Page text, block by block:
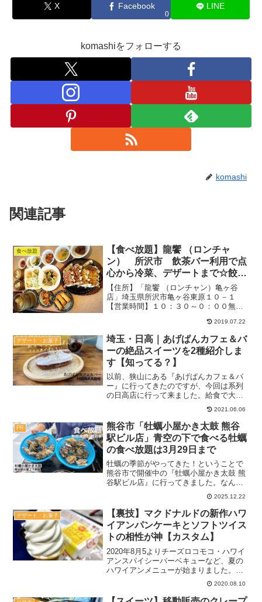
X Facebook
0
LINE
komashiをフォローする
komashi
関連記事
食べ放題
【食べ放題】龍饗 （ロンチャ
ン） 所沢市 飲茶バー利用で点
心から冷菜、デザートまで☆餃子
は焼きたてでおススメ【一品料
理】
【住所】「龍饗 （ロンチャン）亀ヶ谷
店」埼玉県所沢市亀ヶ谷東原１０－１
【営業時間】１０：３０～０：００無休
2019.3月に閉店してしまいました。時間
は悠々１２０分、オーダーバイキングメ
ニューはアツアツ提供...
2019.07.22
デザート・お菓子
埼玉・日高｜あげぱんカフェ＆バ
ーの絶品スイーツを2種紹介しま
す【知ってる？】
以前、狭山にある『あげぱんカフェ＆バ
ー』に行ってきたのですが、今回は系列
の日高店に行って来ました。給食で大人
気メニューだった揚げパンを、さまざま
なスイーツとしていただくことができる
のでぜひ参考にしてください♪記事のメニ
ューや料金は当時の情報...
2021.06.06
PR
熊谷市「牡蠣小屋かき太鼓 熊谷
駅ビル店」青空の下で食べる牡蠣
の食べ放題は3月29日まで
牡蠣の季節がやってきた！ということで
熊谷市で開催中の『牡蠣小屋かき太鼓 熊
谷駅ビル店』に行ってきました。なんと
いってもここのメリットは駅直結で、食
べるのはもちろん飲む人にも便利なとこ
ろ。けっこうショッピングモール開催が
多い中、ここは電車で行...
2025.12.22
デザート・お菓子
【裏技】マクドナルドの新作ハワ
イアンパンケーキとソフトツイス
トの相性が神【カスタム】
2020年8月5よりチーズロコモコ・ハワイ
アンスパイシーバーベキューなど、夏の
ハワイアンメニューが始まりました。そ
の中でも「ハワイアンパンケーキ（キャ
ラメル&マカダミアナッツ）」に注目して
前から試したかったカスタムがあるので
2020.08.10